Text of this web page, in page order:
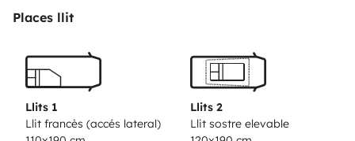
Places llit
Llits 1
Llit francès (accés lateral)
Llits 2
Llit sostre elevable